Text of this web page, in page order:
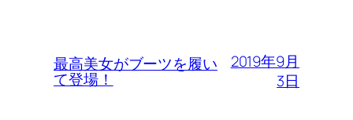
最高美女がブーツを履い
て登場！
2019年9月
3日